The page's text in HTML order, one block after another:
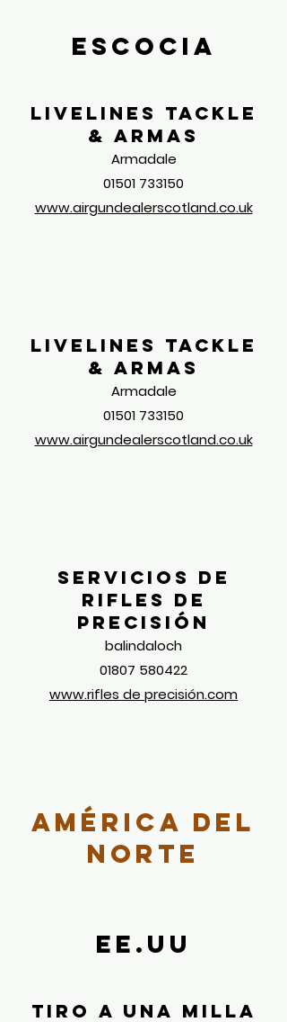
Escocia
Livelines Tackle
& armas
Armadale
01501 733150
www.airgundealerscotland.co.uk
Livelines Tackle
& armas
Armadale
01501 733150
www.airgundealerscotland.co.uk
Servicios de
rifles de
precisión
balindaloch
01807 580422
www.rifles de precisión.com
América del
norte
EE.UU
Tiro a una milla